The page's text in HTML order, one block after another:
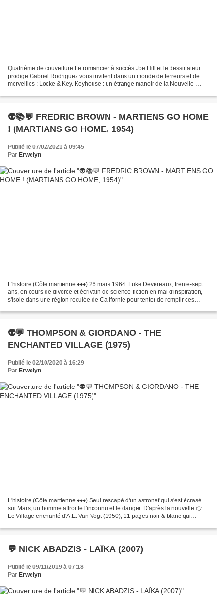
Quatrième de couverture Le romancier à succès Joe Hill et le dessinateur
prodige Gabriel Rodriguez vous invitent dans un monde de terreurs et de
merveilles : Locke & Key. Keyhouse : un étrange manoir de la Nouvelle-
👽📚💬 FREDRIC BROWN - MARTIENS GO HOME
! (MARTIANS GO HOME, 1954)
Publié le 07/02/2021 à 09:45
Par Erwelyn
L'histoire (Côte martienne ♦♦♦) 26 mars 1964. Luke Devereaux, trente-sept
ans, en cours de divorce et écrivain de science-fiction en mal d'inspiration,
s'isole dans une région reculée de Californie pour tenter de remplir ces
👽💬 THOMPSON & GIORDANO - THE
ENCHANTED VILLAGE (1975)
Publié le 02/10/2020 à 16:29
Par Erwelyn
L'histoire (Côte martienne ♦♦♦) Seul rescapé d'un astronef qui s'est écrasé
sur Mars, un homme affronte l'inconnu et le danger. D'après la nouvelle 👉
Le Village enchanté d'A.E. Van Vogt (1950), 11 pages noir & blanc qui
💬 NICK ABADZIS - LAÏKA (2007)
Publié le 09/11/2019 à 07:18
Par Erwelyn